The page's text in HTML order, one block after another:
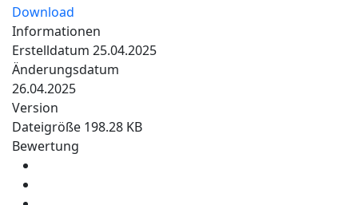
Download
Informationen
Erstelldatum 25.04.2025
Änderungsdatum
26.04.2025
Version
Dateigröße 198.28 KB
Bewertung